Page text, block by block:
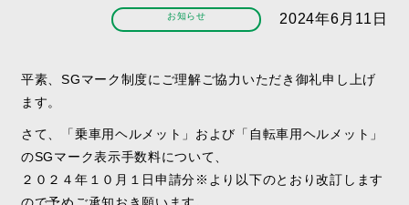
お知らせ 2024年6月11日
平素、SGマーク制度にご理解ご協力いただき御礼申し上げ
ます。
さて、「乗車用ヘルメット」および「自転車用ヘルメット」
のSGマーク表示手数料について、
２０２４年１０月１日申請分※より以下のとおり改訂します